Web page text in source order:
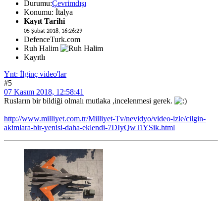
Durumu:Çevrimdışı
Konumu: İtalya
Kayıt Tarihi
05 Şubat 2018, 16:26:29
DefenceTurk.com
Ruh Halim
Kayıtlı
Ynt: İlginç video'lar
#5
07 Kasım 2018, 12:58:41
Rusların bir bildiği olmalı mutlaka ,incelenmesi gerek.
http://www.milliyet.com.tr/Milliyet-Tv/nevidyo/video-izle/cilgin-
akimlara-bir-yenisi-daha-eklendi-7DIyQwTlYSik.html